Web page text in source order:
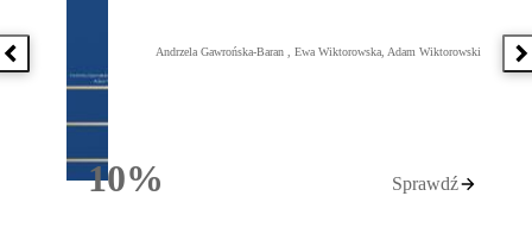
Poprzednia książka
10%Rabatu
Andrzela Gawrońska-Baran , Ewa Wiktorowska, Adam Wiktorowski
Sprawdź